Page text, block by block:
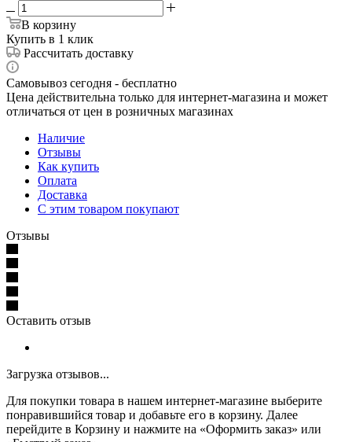
В корзину
Купить в 1 клик
Рассчитать доставку
Самовывоз сегодня - бесплатно
Цена действительна только для интернет-магазина и может
отличаться от цен в розничных магазинах
Наличие
Отзывы
Как купить
Оплата
Доставка
С этим товаром покупают
Отзывы
Оставить отзыв
Загрузка отзывов...
Для покупки товара в нашем интернет-магазине выберите
понравившийся товар и добавьте его в корзину. Далее
перейдите в Корзину и нажмите на «Оформить заказ» или